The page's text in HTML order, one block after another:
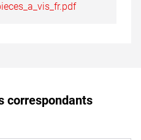
correspondants